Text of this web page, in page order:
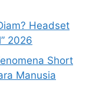
Headset
2026
Short
Manusia